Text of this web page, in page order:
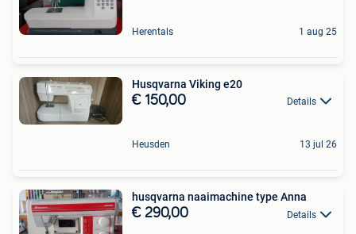
Herentals 1 aug 25
Husqvarna Viking e20
€ 150,00 Details
Heusden 13 jul 26
husqvarna naaimachine type Anna
€ 290,00 Details